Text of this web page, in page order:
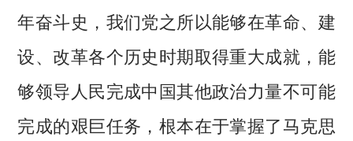
年奋斗史，我们党之所以能够在革命、建
设、改革各个历史时期取得重大成就，能
够领导人民完成中国其他政治力量不可能
完成的艰巨任务，根本在于掌握了马克思